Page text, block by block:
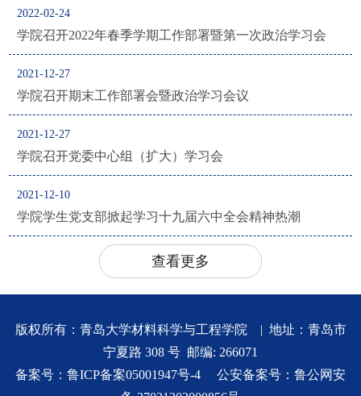
2022-02-24
学院召开2022年春季学期工作部署暨第一次政治学习会
2021-12-27
学院召开期末工作部署会暨政治学习会议
2021-12-27
学院召开党委中心组（扩大）学习会
2021-12-10
学院学生党支部掀起学习十九届六中全会精神热潮
查看更多
版权所有：青岛大学材料科学与工程学院 | 地址：青岛市
宁夏路 308 号 邮编: 266071
备案号： 鲁ICP备案05001947号-4 公安备案号： 鲁公网安